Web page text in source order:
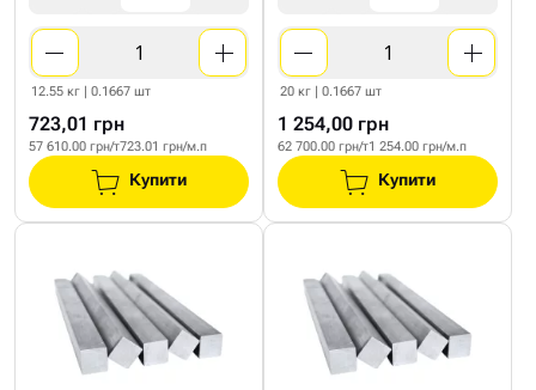
12.55 кг | 0.1667 шт
723,01 грн
57 610.00 грн/т723.01 грн/м.п
Купити
20 кг | 0.1667 шт
1 254,00 грн
62 700.00 грн/т1 254.00 грн/м.п
Купити